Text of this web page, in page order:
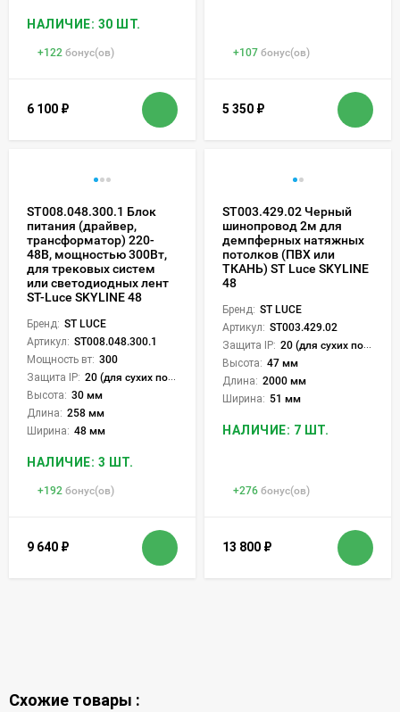
НАЛИЧИЕ: 30 ШТ.
+122 бонус(ов)
6 100 ₽
+107 бонус(ов)
5 350 ₽
ST008.048.300.1 Блок
питания (драйвер,
трансформатор) 220-
48В, мощностью 300Вт,
для трековых систем
или светодиодных лент
ST-Luce SKYLINE 48
Бренд: ST LUCE
Артикул: ST008.048.300.1
Мощность вт: 300
Защита IP: 20 (для сухих пом.)
Высота: 30 мм
Длина: 258 мм
Ширина: 48 мм
НАЛИЧИЕ: 3 ШТ.
+192 бонус(ов)
9 640 ₽
ST003.429.02 Черный
шинопровод 2м для
демпферных натяжных
потолков (ПВХ или
ТКАНЬ) ST Luce SKYLINE
48
Бренд: ST LUCE
Артикул: ST003.429.02
Защита IP: 20 (для сухих пом.)
Высота: 47 мм
Длина: 2000 мм
Ширина: 51 мм
НАЛИЧИЕ: 7 ШТ.
+276 бонус(ов)
13 800 ₽
Схожие товары :